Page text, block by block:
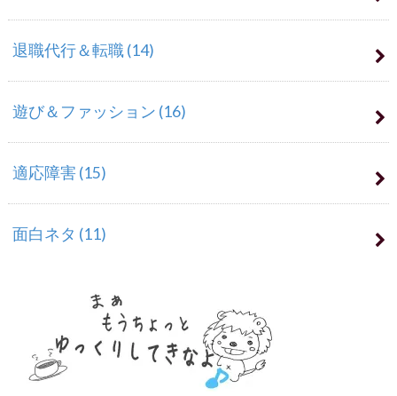
退職代行＆転職(14)
遊び＆ファッション (16)
適応障害 (15)
面白ネタ (11)